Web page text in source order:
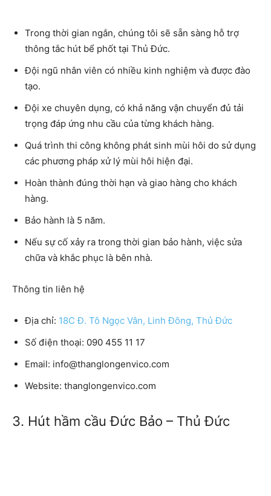
Trong thời gian ngắn, chúng tôi sẽ sẵn sàng hỗ trợ
thông tắc hút bể phốt tại Thủ Đức.
Đội ngũ nhân viên có nhiều kinh nghiệm và được đào
tạo.
Đội xe chuyên dụng, có khả năng vận chuyển đủ tải
trọng đáp ứng nhu cầu của từng khách hàng.
Quá trình thi công không phát sinh mùi hôi do sử dụng
các phương pháp xử lý mùi hôi hiện đại.
Hoàn thành đúng thời hạn và giao hàng cho khách
hàng.
Bảo hành là 5 năm.
Nếu sự cố xảy ra trong thời gian bảo hành, việc sửa
chữa và khắc phục là bên nhà.
Thông tin liên hệ
Địa chỉ: 18C Đ. Tô Ngọc Vân, Linh Đông, Thủ Đức
Số điện thoại: 090 455 11 17
Email: info@thanglongenvico.com
Website: thanglongenvico.com
3. Hút hầm cầu Đức Bảo – Thủ Đức